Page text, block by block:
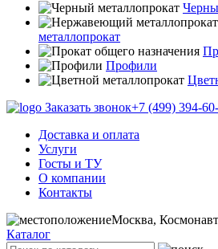
металлопрокат
Профили
Заказать звонок+7 (499) 394-
Доставка и оплата
Услуги
Госты и ТУ
О компании
Контакты
Москва,
Каталог